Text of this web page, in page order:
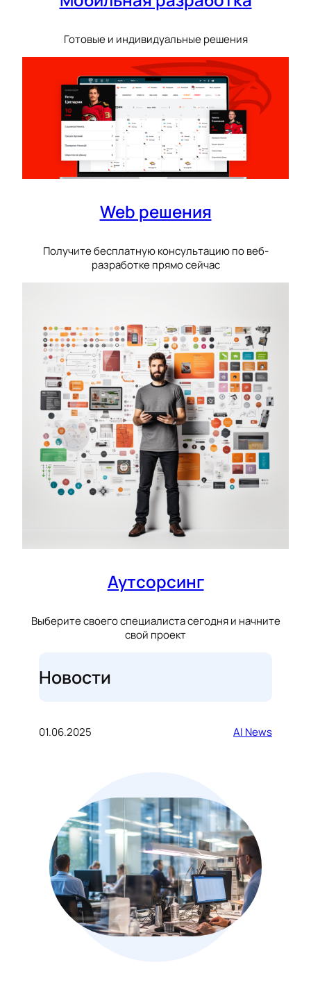
Готовые и индивидуальные решения
Web решения
Получите бесплатную консультацию по веб-
разработке прямо сейчас
Аутсорсинг
Выберите своего специалиста сегодня и начните
свой проект
Новости
01.06.2025 AI News